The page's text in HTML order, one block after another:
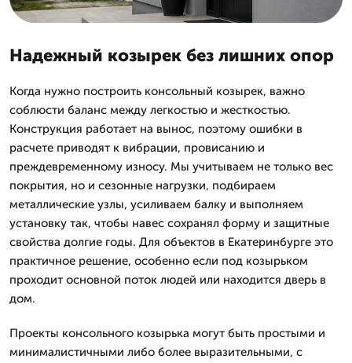
Надежный козырек без лишних опор
Когда нужно построить консольный козырек, важно
соблюсти баланс между легкостью и жесткостью.
Конструкция работает на вынос, поэтому ошибки в
расчете приводят к вибрации, провисанию и
преждевременному износу. Мы учитываем не только вес
покрытия, но и сезонные нагрузки, подбираем
металлические узлы, усиливаем балку и выполняем
установку так, чтобы навес сохранял форму и защитные
свойства долгие годы. Для объектов в Екатеринбурге это
практичное решение, особенно если под козырьком
проходит основной поток людей или находится дверь в
дом.
Проекты консольного козырька могут быть простыми и
минималистичными либо более выразительными, с